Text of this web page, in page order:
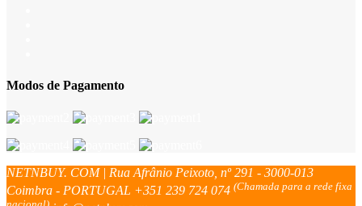
Modos de Pagamento
NETNBUY. COM | Rua Afrânio Peixoto, nº 291 - 3000-013
Coimbra - PORTUGAL +351 239 724 074 (Chamada para a rede fixa